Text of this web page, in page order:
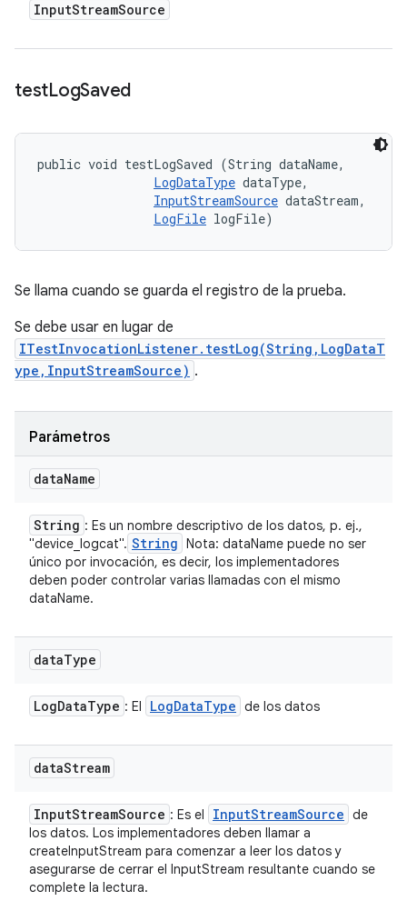
InputStreamSource
testLogSaved
public void testLogSaved (String dataName,
LogDataType dataType,
InputStreamSource dataStream,
LogFile logFile)
Se llama cuando se guarda el registro de la prueba.
Se debe usar en lugar de
ITestInvocationListener.testLog(String,LogDataT
ype,InputStreamSource) .
Parámetros
dataName
String : Es un nombre descriptivo de los datos, p. ej.,
"device_logcat". String Nota: dataName puede no ser
único por invocación, es decir, los implementadores
deben poder controlar varias llamadas con el mismo
dataName.
dataType
LogDataType : El LogDataType de los datos
dataStream
InputStreamSource : Es el InputStreamSource de
los datos. Los implementadores deben llamar a
createInputStream para comenzar a leer los datos y
asegurarse de cerrar el InputStream resultante cuando se
complete la lectura.